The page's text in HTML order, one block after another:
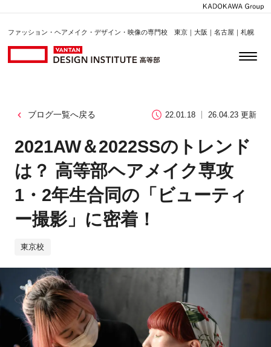
ファッション・ヘアメイク・デザイン・映像の専門校 東京｜大阪｜名古屋｜札幌
ブログ一覧へ戻る 22.01.18 26.04.23 更新
2021AW＆2022SSのトレンド
は？ 高等部ヘアメイク専攻
1・2年生合同の「ビューティ
ー撮影」に密着！
東京校